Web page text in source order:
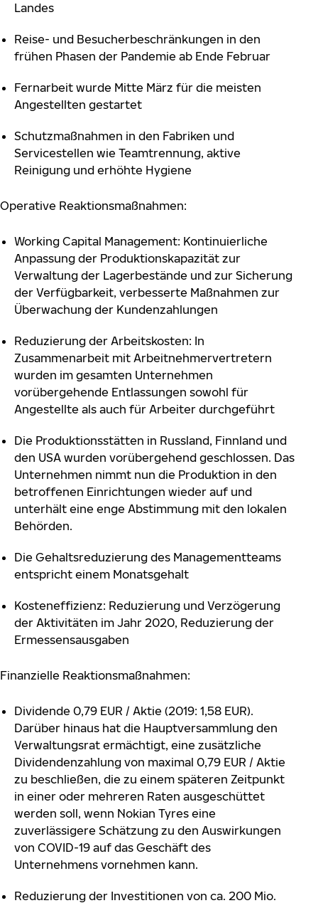
Landes
Reise- und Besucherbeschränkungen in den
frühen Phasen der Pandemie ab Ende Februar
Fernarbeit wurde Mitte März für die meisten
Angestellten gestartet
Schutzmaßnahmen in den Fabriken und
Servicestellen wie Teamtrennung, aktive
Reinigung und erhöhte Hygiene
Operative Reaktionsmaßnahmen:
Working Capital Management: Kontinuierliche
Anpassung der Produktionskapazität zur
Verwaltung der Lagerbestände und zur Sicherung
der Verfügbarkeit, verbesserte Maßnahmen zur
Überwachung der Kundenzahlungen
Reduzierung der Arbeitskosten: In
Zusammenarbeit mit Arbeitnehmervertretern
wurden im gesamten Unternehmen
vorübergehende Entlassungen sowohl für
Angestellte als auch für Arbeiter durchgeführt
Die Produktionsstätten in Russland, Finnland und
den USA wurden vorübergehend geschlossen. Das
Unternehmen nimmt nun die Produktion in den
betroffenen Einrichtungen wieder auf und
unterhält eine enge Abstimmung mit den lokalen
Behörden.
Die Gehaltsreduzierung des Managementteams
entspricht einem Monatsgehalt
Kosteneffizienz: Reduzierung und Verzögerung
der Aktivitäten im Jahr 2020, Reduzierung der
Ermessensausgaben
Finanzielle Reaktionsmaßnahmen:
Dividende 0,79 EUR / Aktie (2019: 1,58 EUR).
Darüber hinaus hat die Hauptversammlung den
Verwaltungsrat ermächtigt, eine zusätzliche
Dividendenzahlung von maximal 0,79 EUR / Aktie
zu beschließen, die zu einem späteren Zeitpunkt
in einer oder mehreren Raten ausgeschüttet
werden soll, wenn Nokian Tyres eine
zuverlässigere Schätzung zu den Auswirkungen
von COVID-19 auf das Geschäft des
Unternehmens vornehmen kann.
Reduzierung der Investitionen von ca. 200 Mio.